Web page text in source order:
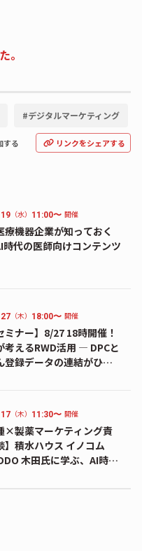
。
#デジタルマーケティング
する リンクをシェアする
（水） 11:00〜 開催
療機器企業が知っておく
時代の医師向けコンテンツ
（木） 18:00〜 開催
ミナー】8/27 18時開催！
考えるRWD活用 ― DPCと
登録データの連結がひら
（木） 11:30〜 開催
×製薬マーケティング責
】積水ハウス イノコム
木田氏に学ぶ、AI時代